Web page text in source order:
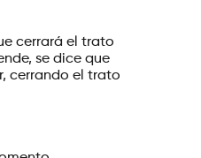
cerrará el trato
se dice que
cerrando el trato